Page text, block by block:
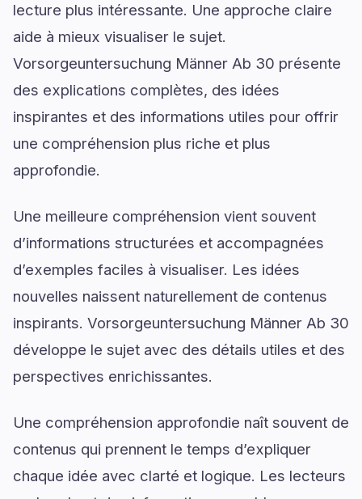
lecture plus intéressante. Une approche claire
aide à mieux visualiser le sujet.
Vorsorgeuntersuchung Männer Ab 30 présente
des explications complètes, des idées
inspirantes et des informations utiles pour offrir
une compréhension plus riche et plus
approfondie.
Une meilleure compréhension vient souvent
d’informations structurées et accompagnées
d’exemples faciles à visualiser. Les idées
nouvelles naissent naturellement de contenus
inspirants. Vorsorgeuntersuchung Männer Ab 30
développe le sujet avec des détails utiles et des
perspectives enrichissantes.
Une compréhension approfondie naît souvent de
contenus qui prennent le temps d’expliquer
chaque idée avec clarté et logique. Les lecteurs